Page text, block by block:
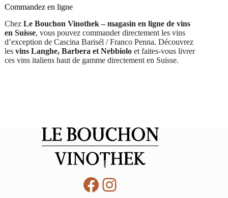
Commandez en ligne
Chez Le Bouchon Vinothek – magasin en ligne de vins
en Suisse, vous pouvez commander directement les vins
d’exception de Cascina Barisél / Franco Penna. Découvrez
les vins Langhe, Barbera et Nebbioloet faites-vous livrer
ces vins italiens haut de gamme directement en Suisse.
Facebook
Instagram